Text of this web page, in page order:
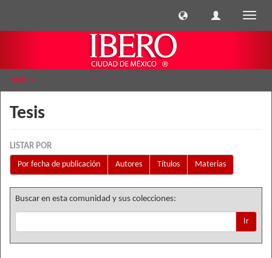
Tesis
Tesis
LISTAR POR
Por fecha de publicación
Autores Títulos Materias
Buscar en esta comunidad y sus colecciones:
Ir